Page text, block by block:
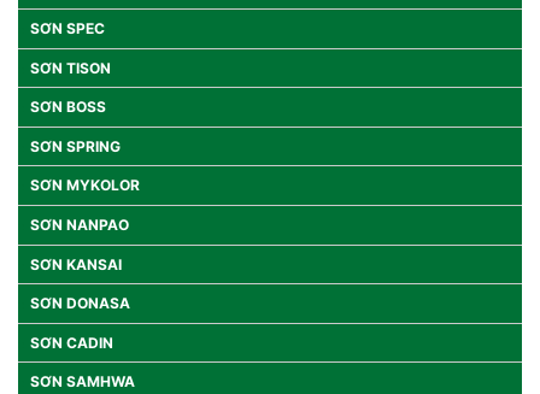
SƠN SPEC
SƠN TISON
SƠN BOSS
SƠN SPRING
SƠN MYKOLOR
SƠN NANPAO
SƠN KANSAI
SƠN DONASA
SƠN CADIN
SƠN SAMHWA